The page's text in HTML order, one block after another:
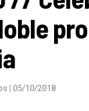
| 05/10/2018